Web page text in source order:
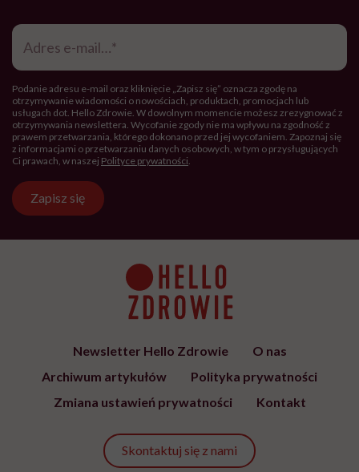
Adres
mail*
Podanie adresu e-mail oraz kliknięcie „Zapisz się” oznacza zgodę na
otrzymywanie wiadomości o nowościach, produktach, promocjach lub
usługach dot. Hello Zdrowie. W dowolnym momencie możesz zrezygnować z
otrzymywania newslettera. Wycofanie zgody nie ma wpływu na zgodność z
prawem przetwarzania, którego dokonano przed jej wycofaniem. Zapoznaj się
z informacjami o przetwarzaniu danych osobowych, w tym o przysługujących
Ci prawach, w naszej Polityce prywatności
Zapisz się
Newsletter Hello Zdrowie
O nas
Archiwum artykułów
Polityka prywatności
Zmiana ustawień prywatności
Kontakt
Skontaktuj się z nami